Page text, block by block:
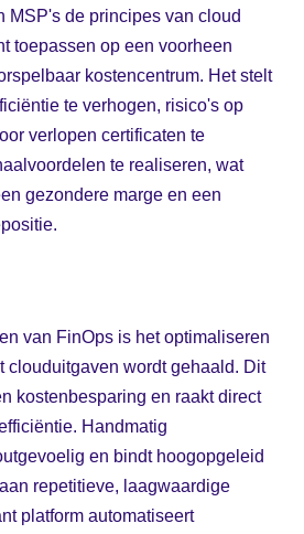
MSP's de principes van cloud
toepassen op een voorheen
kostencentrum. Het stelt
te verhogen, risico's op
verlopen certificaten te
te realiseren, wat
gezondere marge en een
van FinOps is het optimaliseren
clouduitgaven wordt gehaald. Dit
kostenbesparing en raakt direct
Handmatig
en bindt hoogopgeleid
repetitieve, laagwaardige
platform automatiseert